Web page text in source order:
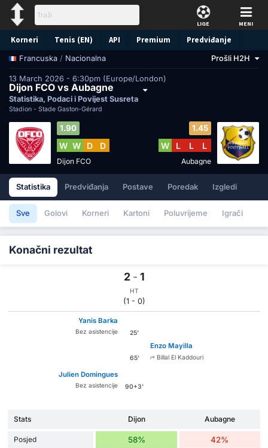
LIGE MENI
Korneri Tenis (EN) API Premium Predviđanje
Francuska / Nacionalna Prošli H2H
13 March 2026 - 6:30pm (Europe/London)
Dijon FCO vs Aubagne
Statistika, Podaci i Povijest Susreta
Stadion - Stade Gaston-Gérard
1.90
W W D D
Dijon FCO
1.45
W L L L
Aubagne
Statistika Predviđanja Postave Poredak Izgledi
Sve Golovi Korneri Kartoni Poluvrijeme Igrači
Konačni rezultat
2 - 1
HT
(1 - 0)
Yanis Barka
Bez asistencije 25'
65'
Enzo Mayilla
Billal El Kaddouri
Julien Domingues
Bez asistencije 90+3'
Stats Dijon Aubagne
Posjed 58% 42%